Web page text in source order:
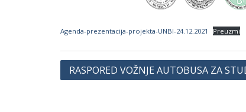
Agenda-prezentacija-projekta-UNBI-24.12.2021 Preuzmi
Navigacija
RASPORED VOŽNJE AUTOBUSA ZA